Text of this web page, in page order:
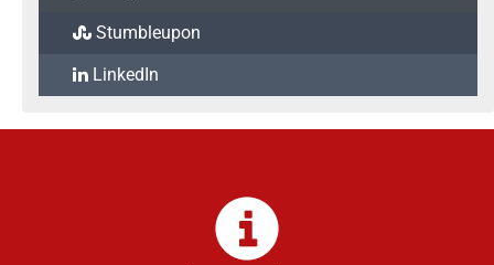
Stumbleupon
LinkedIn